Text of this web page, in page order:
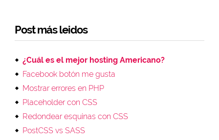
Post más leidos
¿Cuál es el mejor hosting Americano?
Facebook botón me gusta
Mostrar errores en PHP
Placeholder con CSS
Redondear esquinas con CSS
PostCSS vs SASS